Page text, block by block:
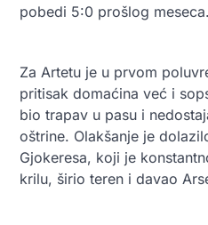
pobedi 5:0 prošlog meseca.
Za Artetu je u prvom
pritisak domaćina već i
bio trapav u pasu i
oštrine. Olakšanje je
Gjokeresa, koji je
krilu, širio teren i davao